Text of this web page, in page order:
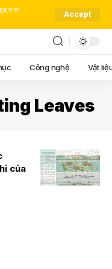
and
Accept
Công nghệ Vật
Leaves
của